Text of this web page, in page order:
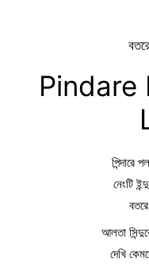
Pindare
পিন্দারে
নেংটি
আলতা
দেখি